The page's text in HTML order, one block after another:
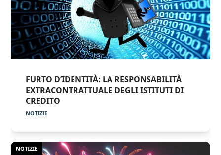
FURTO D’IDENTITÀ: LA RESPONSABILITÀ
EXTRACONTRATTUALE DEGLI ISTITUTI DI
CREDITO
NOTIZIE
NOTIZIE